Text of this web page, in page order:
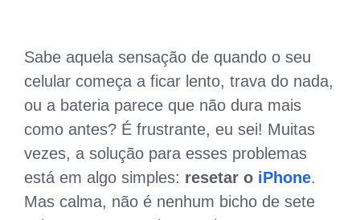
Sabe aquela sensação de quando o seu
celular começa a ficar lento, trava do nada,
ou a bateria parece que não dura mais
como antes? É frustrante, eu sei! Muitas
vezes, a solução para esses problemas
está em algo simples: resetar o iPhone.
Mas calma, não é nenhum bicho de sete